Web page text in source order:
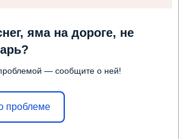
яма на дороге, не
— сообщите о ней!
проблеме